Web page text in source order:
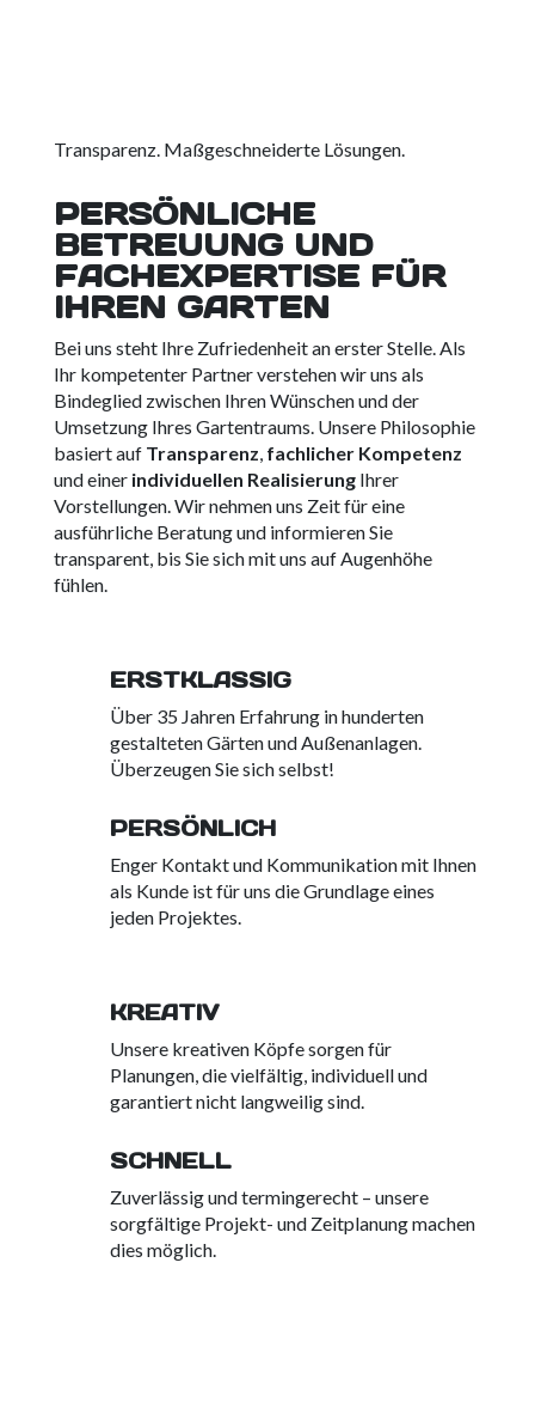
Transparenz. Maßgeschneiderte Lösungen.
PERSÖNLICHE
BETREUUNG UND
FACHEXPERTISE FÜR
IHREN GARTEN
Bei uns steht Ihre Zufriedenheit an erster Stelle. Als
Ihr kompetenter Partner verstehen wir uns als
Bindeglied zwischen Ihren Wünschen und der
Umsetzung Ihres Gartentraums. Unsere Philosophie
basiert auf Transparenz,fachlicher Kompetenz
und einerindividuellen RealisierungIhrer
Vorstellungen. Wir nehmen uns Zeit für eine
ausführliche Beratung und informieren Sie
transparent, bis Sie sich mit uns auf Augenhöhe
fühlen.
ERSTKLASSIG
Über 35 Jahren Erfahrung in hunderten
gestalteten Gärten und Außenanlagen.
Überzeugen Sie sich selbst!
PERSÖNLICH
Enger Kontakt und Kommunikation mit Ihnen
als Kunde ist für uns die Grundlage eines
jeden Projektes.
KREATIV
Unsere kreativen Köpfe sorgen für
Planungen, die vielfältig, individuell und
garantiert nicht langweilig sind.
SCHNELL
Zuverlässig und termingerecht – unsere
sorgfältige Projekt- und Zeitplanung machen
dies möglich.